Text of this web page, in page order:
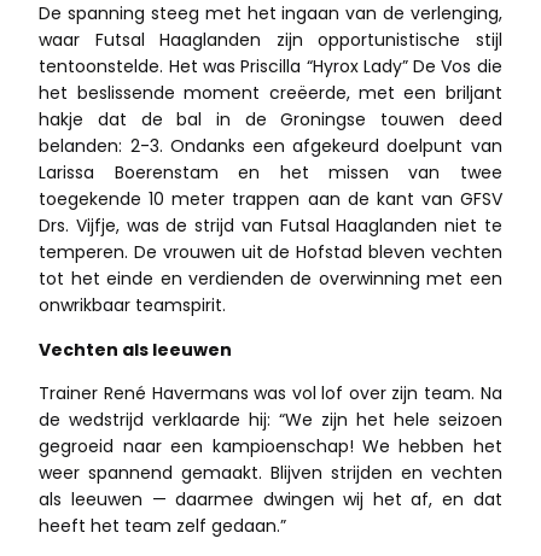
De spanning steeg met het ingaan van de verlenging,
waar Futsal Haaglanden zijn opportunistische stijl
tentoonstelde. Het was Priscilla “Hyrox Lady” De Vos die
het beslissende moment creëerde, met een briljant
hakje dat de bal in de Groningse touwen deed
belanden: 2-3. Ondanks een afgekeurd doelpunt van
Larissa Boerenstam en het missen van twee
toegekende 10 meter trappen aan de kant van GFSV
Drs. Vijfje, was de strijd van Futsal Haaglanden niet te
temperen. De vrouwen uit de Hofstad bleven vechten
tot het einde en verdienden de overwinning met een
onwrikbaar teamspirit.
Vechten als leeuwen
Trainer René Havermans was vol lof over zijn team. Na
de wedstrijd verklaarde hij: “We zijn het hele seizoen
gegroeid naar een kampioenschap! We hebben het
weer spannend gemaakt. Blijven strijden en vechten
als leeuwen — daarmee dwingen wij het af, en dat
heeft het team zelf gedaan.”